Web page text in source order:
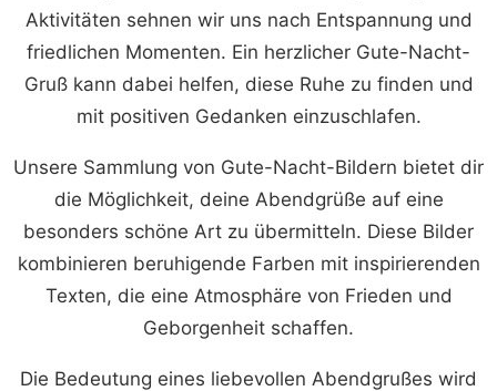
Aktivitäten sehnen wir uns nach Entspannung und
friedlichen Momenten. Ein herzlicher Gute-Nacht-
Gruß kann dabei helfen, diese Ruhe zu finden und
mit positiven Gedanken einzuschlafen.
Unsere Sammlung von Gute-Nacht-Bildern bietet dir
die Möglichkeit, deine Abendgrüße auf eine
besonders schöne Art zu übermitteln. Diese Bilder
kombinieren beruhigende Farben mit inspirierenden
Texten, die eine Atmosphäre von Frieden und
Geborgenheit schaffen.
Die Bedeutung eines liebevollen Abendgrußes wird